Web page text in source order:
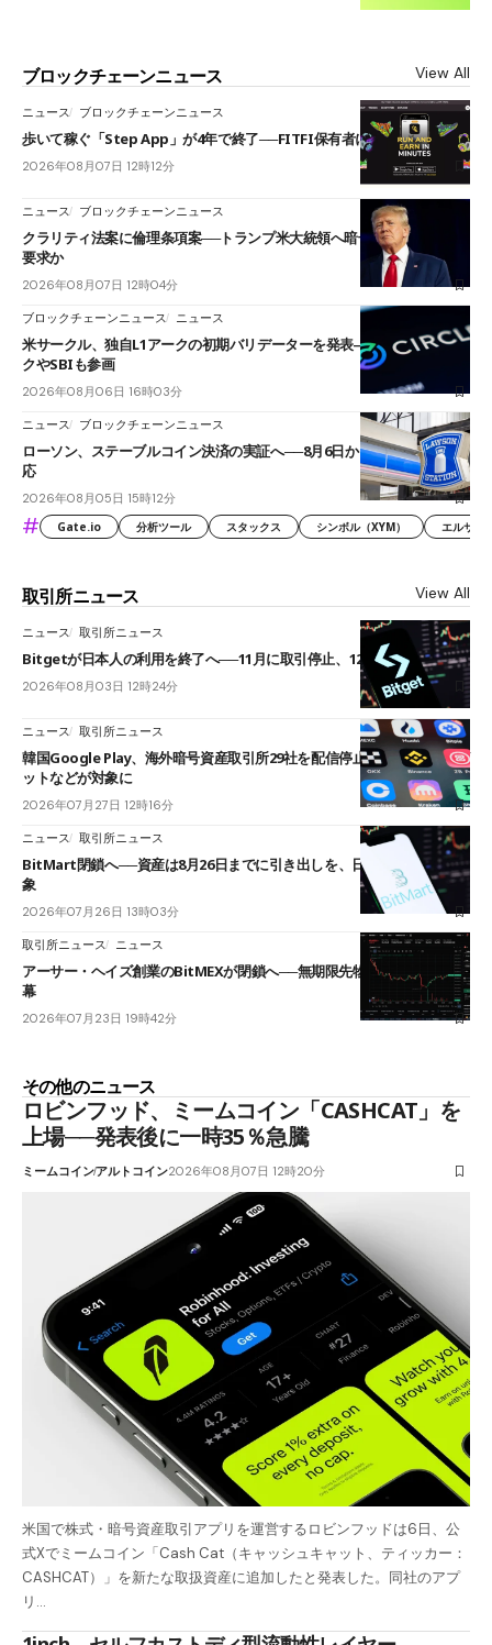
ブロックチェーンニュース View All
ニュース ブロックチェーンニュース
歩いて稼ぐ「Step App」が4年で終了──FITFI保有者に対応呼びかけ
2026年08月07日 12時12分
ニュース ブロックチェーンニュース
クラリティ法案に倫理条項案──トランプ米大統領へ暗号資産事業の売却
要求か
2026年08月07日 12時04分
ブロックチェーンニュース ニュース
米サークル、独自L1アークの初期バリデーターを発表――ブラックロッ
クやSBIも参画
2026年08月06日 16時03分
ニュース ブロックチェーンニュース
ローソン、ステーブルコイン決済の実証へ──8月6日からJPYCやUSDC対
応
2026年08月05日 15時12分
# Gate.io 分析ツール スタックス シンボル（XYM） エルサル
取引所ニュース View All
ニュース 取引所ニュース
Bitgetが日本人の利用を終了へ──11月に取引停止、12月末に強制決済
2026年08月03日 12時24分
ニュース 取引所ニュース
韓国Google Play、海外暗号資産取引所29社を配信停止──OKXやバイビ
ットなどが対象に
2026年07月27日 12時16分
ニュース 取引所ニュース
BitMart閉鎖へ──資産は8月26日までに引き出しを、日本人利用者も対
象
2026年07月26日 13時03分
取引所ニュース ニュース
アーサー・ヘイズ創業のBitMEXが閉鎖へ──無期限先物を生んだ11年に
幕
2026年07月23日 19時42分
その他のニュース
ロビンフッド、ミームコイン「CASHCAT」を
上場──発表後に一時35％急騰
ミームコインアルトコイン2026年08月07日 12時20分
米国で株式・暗号資産取引アプリを運営するロビンフッドは6日、公
式Xでミームコイン「Cash Cat（キャッシュキャット、ティッカー：
CASHCAT）」を新たな取扱資産に追加したと発表した。同社のアプ
リ…